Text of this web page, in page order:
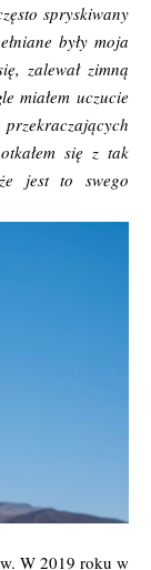
spryskiwany
były moja
zalewał zimną
miałem uczucie
się z tak
jest to swego
W 2019 roku w